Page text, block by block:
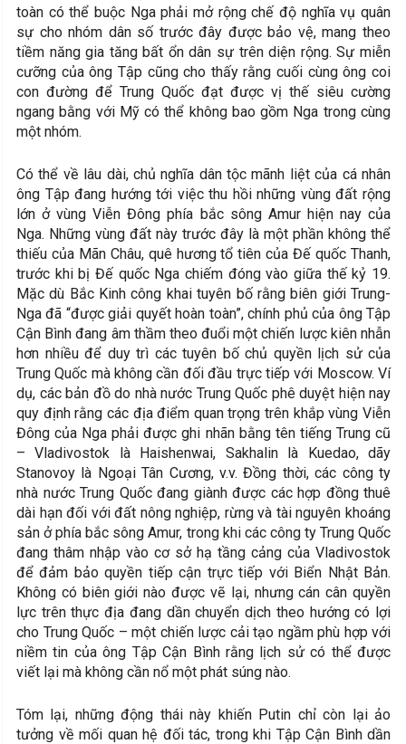
toàn có thể buộc Nga phải mở rộng chế độ nghĩa vụ quân
sự cho nhóm dân số trước đây được bảo vệ, mang theo
tiềm năng gia tăng bất ổn dân sự trên diện rộng. Sự miễn
cưỡng của ông Tập cũng cho thấy rằng cuối cùng ông coi
con đường để Trung Quốc đạt được vị thế siêu cường
ngang bằng với Mỹ có thể không bao gồm Nga trong cùng
một nhóm.
Có thể về lâu dài, chủ nghĩa dân tộc mãnh liệt của cá nhân
ông Tập đang hướng tới việc thu hồi những vùng đất rộng
lớn ở vùng Viễn Đông phía bắc sông Amur hiện nay của
Nga. Những vùng đất này trước đây là một phần không thể
thiếu của Mãn Châu, quê hương tổ tiên của Đế quốc Thanh,
trước khi bị Đế quốc Nga chiếm đóng vào giữa thế kỷ 19.
Mặc dù Bắc Kinh công khai tuyên bố rằng biên giới Trung-
Nga đã “được giải quyết hoàn toàn”, chính phủ của ông Tập
Cận Bình đang âm thầm theo đuổi một chiến lược kiên nhẫn
hơn nhiều để duy trì các tuyên bố chủ quyền lịch sử của
Trung Quốc mà không cần đối đầu trực tiếp với Moscow. Ví
dụ, các bản đồ do nhà nước Trung Quốc phê duyệt hiện nay
quy định rằng các địa điểm quan trọng trên khắp vùng Viễn
Đông của Nga phải được ghi nhãn bằng tên tiếng Trung cũ
– Vladivostok là Haishenwai, Sakhalin là Kuedao, dãy
Stanovoy là Ngoại Tân Cương, v.v. Đồng thời, các công ty
nhà nước Trung Quốc đang giành được các hợp đồng thuê
dài hạn đối với đất nông nghiệp, rừng và tài nguyên khoáng
sản ở phía bắc sông Amur, trong khi các công ty Trung Quốc
đang thâm nhập vào cơ sở hạ tầng cảng của Vladivostok
để đảm bảo quyền tiếp cận trực tiếp với Biển Nhật Bản.
Không có biên giới nào được vẽ lại, nhưng cán cân quyền
lực trên thực địa đang dần chuyển dịch theo hướng có lợi
cho Trung Quốc – một chiến lược cải tạo ngầm phù hợp với
niềm tin của ông Tập Cận Bình rằng lịch sử có thể được
viết lại mà không cần nổ một phát súng nào.
Tóm lại, những động thái này khiến Putin chỉ còn lại ảo
tưởng về mối quan hệ đối tác, trong khi Tập Cận Bình dần